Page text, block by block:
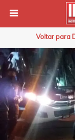
Voltar para